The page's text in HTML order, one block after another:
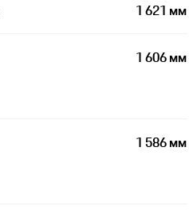
1 621 мм
1 606 мм
1 586 мм